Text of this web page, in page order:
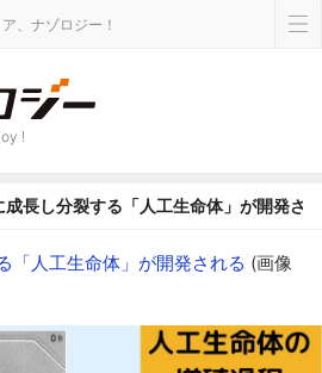
、ナゾロジー！
!
成長し分裂する「人工生命体」が開発さ
「人工生命体」が開発される (画像